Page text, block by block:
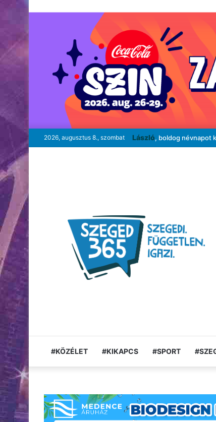
2026, augusztus 8., szombat László, boldog névnapot
#KÖZÉLET #KIKAPCS #SPORT